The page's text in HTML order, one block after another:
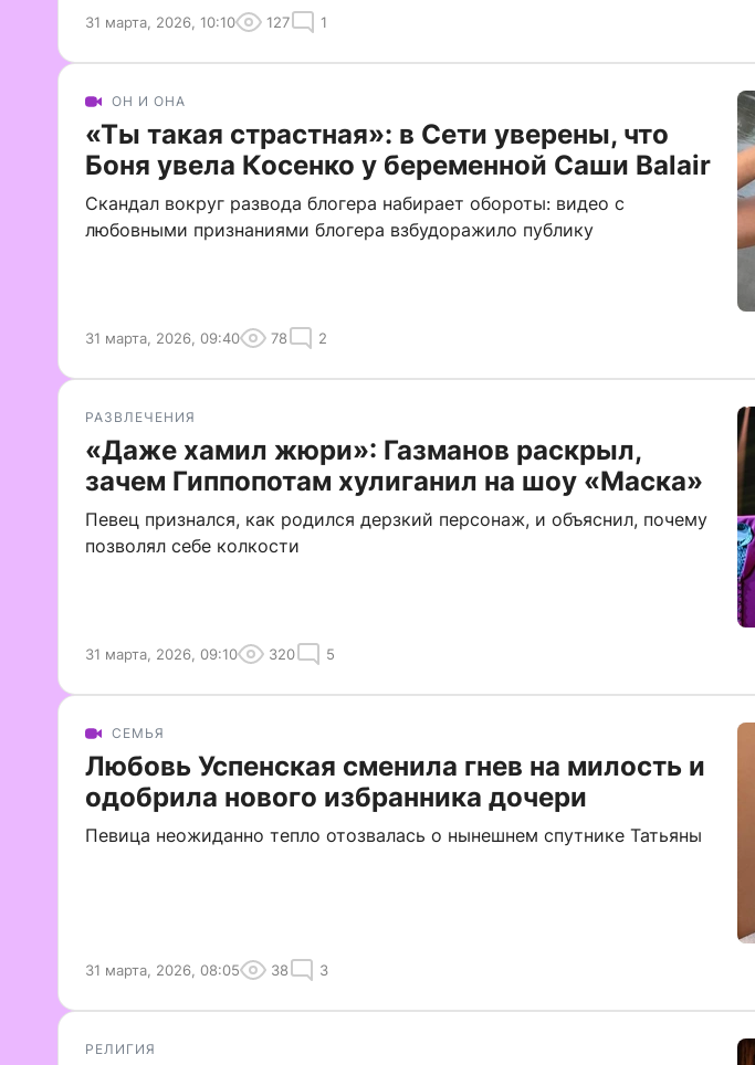
31 марта, 2026, 10:10 127 1
ОН И ОНА
«Ты такая страстная»: в Сети уверены, что
Боня увела Косенко у беременной Саши Balair
Скандал вокруг развода блогера набирает обороты: видео с
любовными признаниями блогера взбудоражило публику
31 марта, 2026, 09:40 78 2
РАЗВЛЕЧЕНИЯ
«Даже хамил жюри»: Газманов раскрыл,
зачем Гиппопотам хулиганил на шоу «Маска»
Певец признался, как родился дерзкий персонаж, и объяснил, почему
позволял себе колкости
31 марта, 2026, 09:10 320 5
СЕМЬЯ
Любовь Успенская сменила гнев на милость и
одобрила нового избранника дочери
Певица неожиданно тепло отозвалась о нынешнем спутнике Татьяны
31 марта, 2026, 08:05 38 3
РЕЛИГИЯ